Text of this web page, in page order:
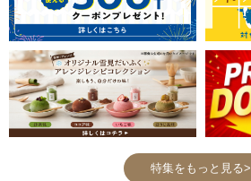
特集をもっと見る>